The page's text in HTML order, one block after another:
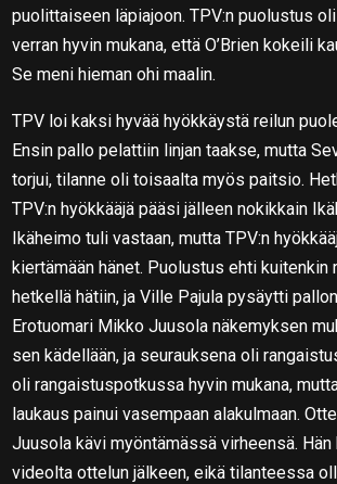
puolittaiseen läpiajoon. TPV:n puolustus
verran hyvin mukana, että O’Brien kokeili
Se meni hieman ohi maalin.
TPV loi kaksi hyvää hyökkäystä reilun
Ensin pallo pelattiin linjan taakse, mutta
torjui, tilanne oli toisaalta myös paitsio.
TPV:n hyökkääjä pääsi jälleen nokikkain
Ikäheimo tuli vastaan, mutta TPV:n
kiertämään hänet. Puolustus ehti kuitenkin
hetkellä hätiin, ja Ville Pajula pysäytti
Erotuomari Mikko Juusola näkemyksen
sen kädellään, ja seurauksena oli
oli rangaistuspotkussa hyvin mukana,
laukaus painui vasempaan alakulmaan.
Juusola kävi myöntämässä virheensä.
videolta ottelun jälkeen, eikä tilanteessa